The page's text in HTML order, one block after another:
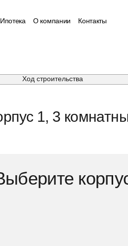
Ипотека О компании Контакты
Ход строительства
1, 3